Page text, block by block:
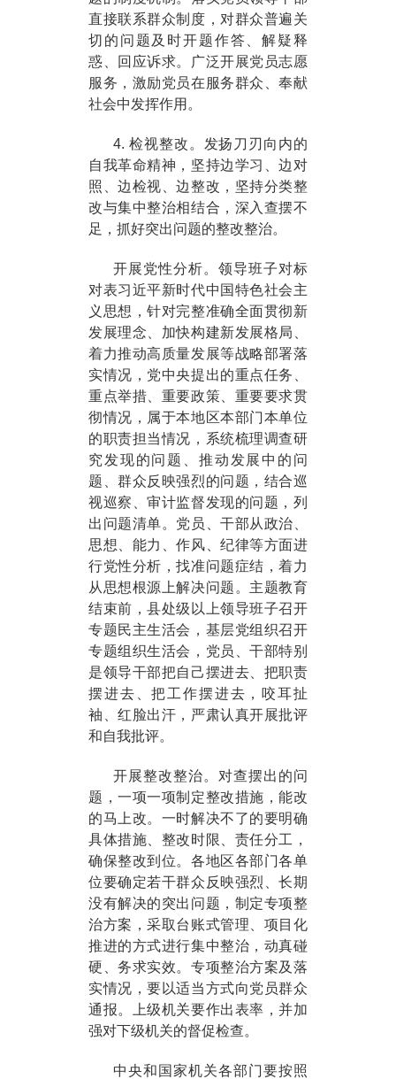
直接联系群众制度，对群众普遍关
切的问题及时开题作答、解疑释
惑、回应诉求。广泛开展党员志愿
服务，激励党员在服务群众、奉献
社会中发挥作用。
4. 检视整改。发扬刀刃向内的
自我革命精神，坚持边学习、边对
照、边检视、边整改，坚持分类整
改与集中整治相结合，深入查摆不
足，抓好突出问题的整改整治。
开展党性分析。领导班子对标
对表习近平新时代中国特色社会主
义思想，针对完整准确全面贯彻新
发展理念、加快构建新发展格局、
着力推动高质量发展等战略部署落
实情况，党中央提出的重点任务、
重点举措、重要政策、重要要求贯
彻情况，属于本地区本部门本单位
的职责担当情况，系统梳理调查研
究发现的问题、推动发展中的问
题、群众反映强烈的问题，结合巡
视巡察、审计监督发现的问题，列
出问题清单。党员、干部从政治、
思想、能力、作风、纪律等方面进
行党性分析，找准问题症结，着力
从思想根源上解决问题。主题教育
结束前，县处级以上领导班子召开
专题民主生活会，基层党组织召开
专题组织生活会，党员、干部特别
是领导干部把自己摆进去、把职责
摆进去、把工作摆进去，咬耳扯
袖、红脸出汗，严肃认真开展批评
和自我批评。
开展整改整治。对查摆出的问
题，一项一项制定整改措施，能改
的马上改。一时解决不了的要明确
具体措施、整改时限、责任分工，
确保整改到位。各地区各部门各单
位要确定若干群众反映强烈、长期
没有解决的突出问题，制定专项整
治方案，采取台账式管理、项目化
推进的方式进行集中整治，动真碰
硬、务求实效。专项整治方案及落
实情况，要以适当方式向党员群众
通报。上级机关要作出表率，并加
强对下级机关的督促检查。
中央和国家机关各部门要按照